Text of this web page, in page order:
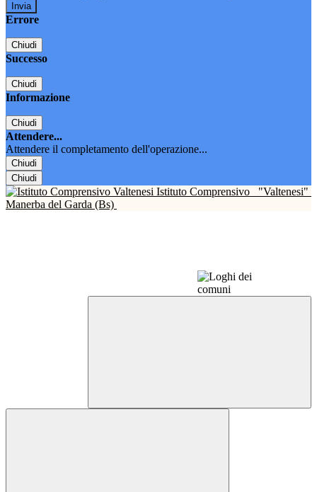
Errore
Chiudi
Successo
Chiudi
Informazione
Chiudi
Attendere...
Attendere il completamento dell'operazione...
Chiudi
Chiudi
Istituto Comprensivo
"Valtenesi"
Manerba del Garda (Bs)